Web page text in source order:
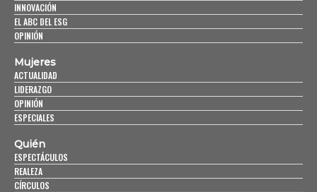
INNOVACIÓN
EL ABC DEL ESG
OPINIÓN
Mujeres
ACTUALIDAD
LIDERAZGO
OPINIÓN
ESPECIALES
Quién
ESPECTÁCULOS
REALEZA
CÍRCULOS